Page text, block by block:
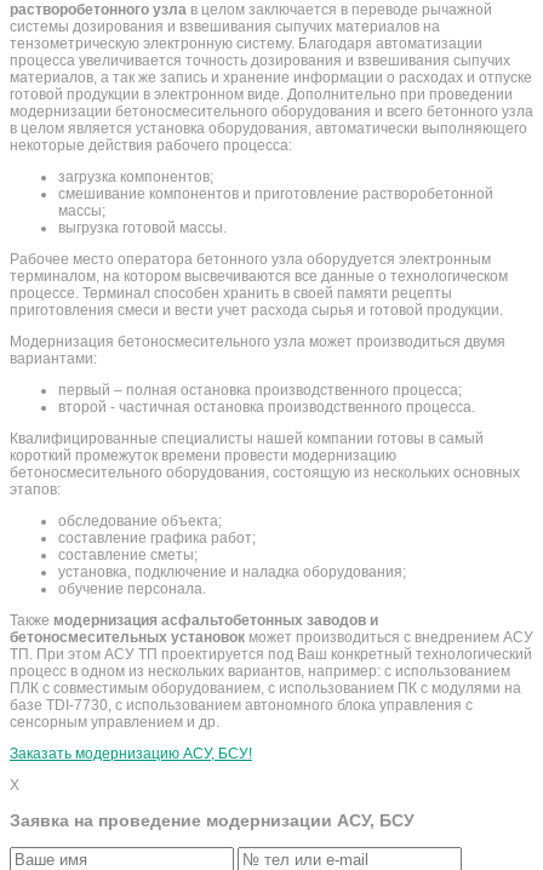
растворобетонного узла в целом заключается в переводе рычажной
системы дозирования и взвешивания сыпучих материалов на
тензометрическую электронную систему. Благодаря автоматизации
процесса увеличивается точность дозирования и взвешивания сыпучих
материалов, а так же запись и хранение информации о расходах и отпуске
готовой продукции в электронном виде. Дополнительно при проведении
модернизации бетоносмесительного оборудования и всего бетонного узла
в целом является установка оборудования, автоматически выполняющего
некоторые действия рабочего процесса:
загрузка компонентов;
смешивание компонентов и приготовление растворобетонной
массы;
выгрузка готовой массы.
Рабочее место оператора бетонного узла оборудуется электронным
терминалом, на котором высвечиваются все данные о технологическом
процессе. Терминал способен хранить в своей памяти рецепты
приготовления смеси и вести учет расхода сырья и готовой продукции.
Модернизация бетоносмесительного узла может производиться двумя
вариантами:
первый – полная остановка производственного процесса;
второй - частичная остановка производственного процесса.
Квалифицированные специалисты нашей компании готовы в самый
короткий промежуток времени провести модернизацию
бетоносмесительного оборудования, состоящую из нескольких основных
этапов:
обследование объекта;
составление графика работ;
составление сметы;
установка, подключение и наладка оборудования;
обучение персонала.
Также модернизация асфальтобетонных заводов и
бетоносмесительных установок может производиться с внедрением АСУ
ТП. При этом АСУ ТП проектируется под Ваш конкретный технологический
процесс в одном из нескольких вариантов, например: с использованием
ПЛК с совместимым оборудованием, с использованием ПК с модулями на
базе TDI-7730, с использованием автономного блока управления с
сенсорным управлением и др.
Заказать модернизацию АСУ, БСУ!
X
Заявка на проведение модернизации АСУ, БСУ